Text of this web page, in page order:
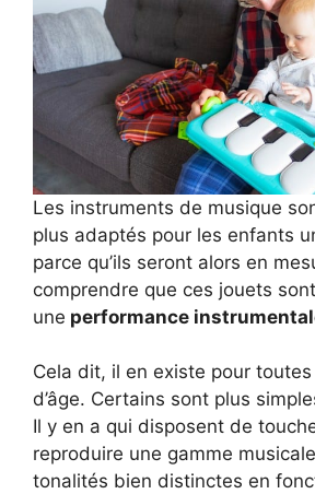
Les instruments de musique
plus adaptés pour les enfants
parce qu’ils seront alors en
comprendre que ces jouets
une performance
Cela dit, il en existe pour
d’âge. Certains sont plus
Il y en a qui disposent de
reproduire une gamme
tonalités bien distinctes en